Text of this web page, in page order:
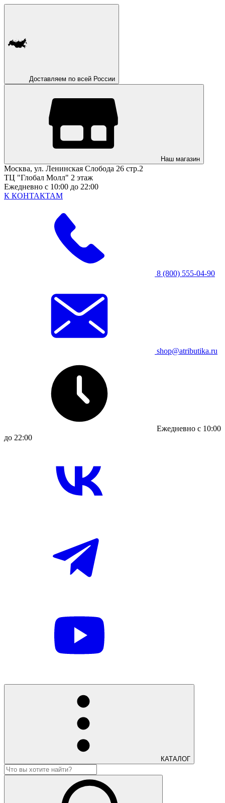
Доставляем по всей России
Наш магазин
Москва, ул. Ленинская Слобода 26 стр.2
ТЦ "Глобал Молл" 2 этаж
Ежедневно с 10:00 до 22:00
К КОНТАКТАМ
8 (800) 555-04-90
shop@atributika.ru
Ежедневно с 10:00
до 22:00
КАТАЛОГ